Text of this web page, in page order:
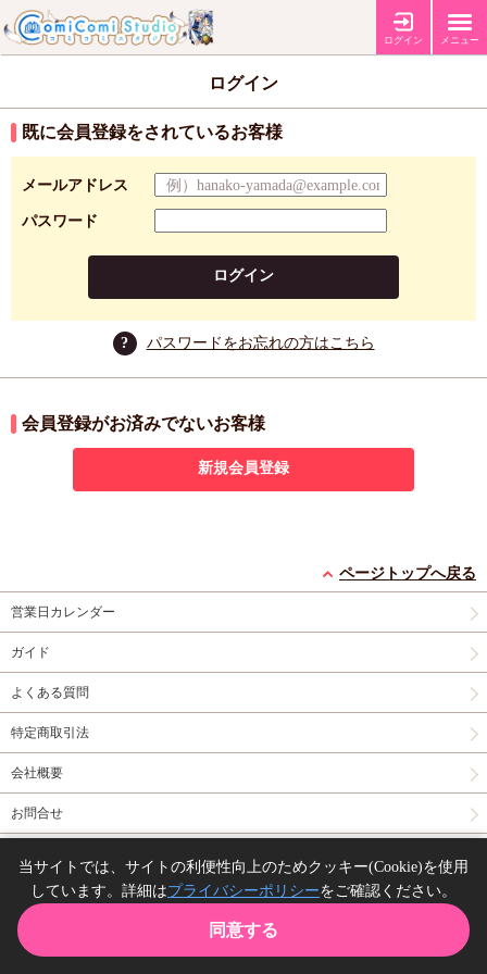
ログイン メニュー
ログイン
既に会員登録をされているお客様
メールアドレス
パスワード
ログイン
? パスワードをお忘れの方はこちら
会員登録がお済みでないお客様
新規会員登録
ページトップへ戻る
営業日カレンダー
ガイド
よくある質問
特定商取引法
会社概要
お問合せ
Copyright(C) comicomi studio. All right reserved.
当サイトでは、サイトの利便性向上のためクッキー(Cookie)を使用
しています。詳細はプライバシーポリシーをご確認ください。
同意する